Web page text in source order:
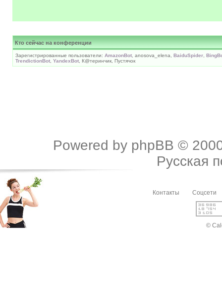
Кто сейчас на конференции
Зарегистрированные пользователи: AmazonBot , anosova_elena, BaiduSpider
TrendictionBot YandexBot , К@теринчик, Пустячок
Powered by phpBB ©
Русская
Контакты Соцсети
©